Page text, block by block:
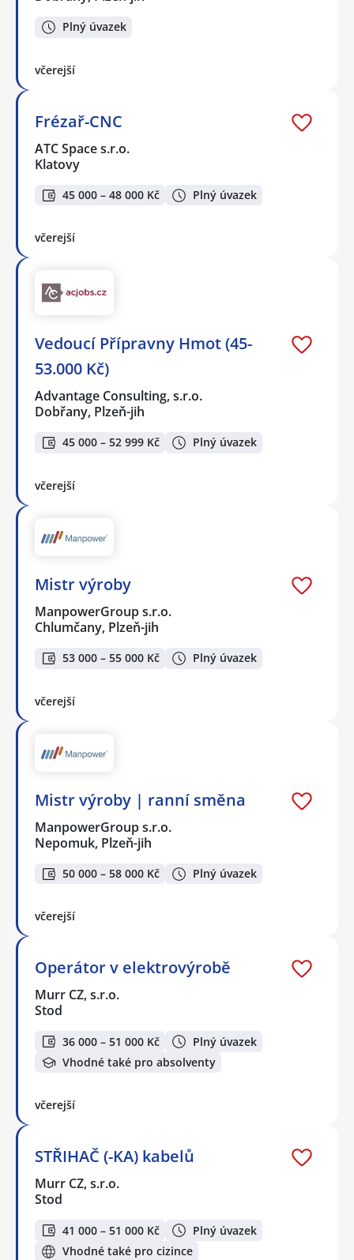
Plný úvazek
včerejší
Frézař-CNC
ATC Space s.r.o.
Klatovy
45 000 – 48 000 Kč Plný úvazek
včerejší
Vedoucí Přípravny Hmot (45-
53.000 Kč)
Advantage Consulting, s.r.o.
Dobřany, Plzeň-jih
45 000 – 52 999 Kč Plný úvazek
včerejší
Mistr výroby
ManpowerGroup s.r.o.
Chlumčany, Plzeň-jih
53 000 – 55 000 Kč Plný úvazek
včerejší
Mistr výroby | ranní směna
ManpowerGroup s.r.o.
Nepomuk, Plzeň-jih
50 000 – 58 000 Kč Plný úvazek
včerejší
Operátor v elektrovýrobě
Murr CZ, s.r.o.
Stod
36 000 – 51 000 Kč
Plný úvazek
Vhodné také pro absolventy
včerejší
STŘIHAČ (-KA) kabelů
Murr CZ, s.r.o.
Stod
41 000 – 51 000 Kč
Plný úvazek
Vhodné také pro cizince